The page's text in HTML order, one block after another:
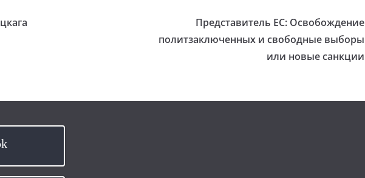
Представитель ЕС: Освобождение
политзаключенных и свободные выборы
или новые санкции